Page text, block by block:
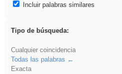
Incluir palabras similares
Tipo de búsqueda:
Cualquier coincidencia
Todas las palabras
Exacta